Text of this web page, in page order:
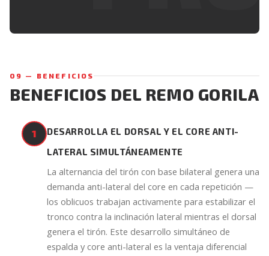
09 — BENEFICIOS
BENEFICIOS DEL REMO GORILA
1
DESARROLLA EL DORSAL Y EL CORE ANTI-
LATERAL SIMULTÁNEAMENTE
La alternancia del tirón con base bilateral genera una
demanda anti-lateral del core en cada repetición —
los oblicuos trabajan activamente para estabilizar el
tronco contra la inclinación lateral mientras el dorsal
genera el tirón. Este desarrollo simultáneo de
espalda y core anti-lateral es la ventaja diferencial